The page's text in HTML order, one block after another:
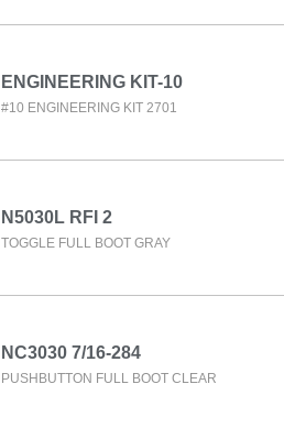
ENGINEERING KIT-10
#10 ENGINEERING KIT 2701
N5030L RFI 2
TOGGLE FULL BOOT GRAY
NC3030 7/16-284
PUSHBUTTON FULL BOOT CLEAR